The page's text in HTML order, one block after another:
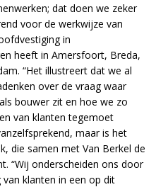
dat doen we zeker
voor de werkwijze van
in
heeft in Amersfoort, Breda,
“Het illustreert dat we al
over de vraag waar
bouwer zit en hoe we zo
van klanten tegemoet
maar is het
die samen met Van Berkel de
“Wij onderscheiden ons door
klanten in een op dit